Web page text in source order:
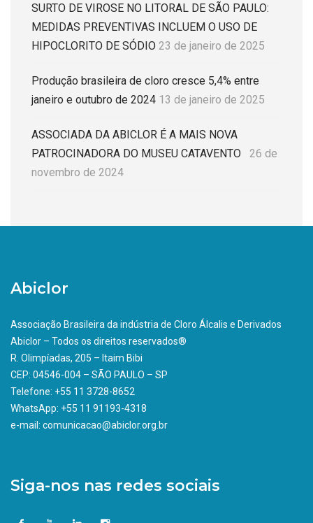
SURTO DE VIROSE NO LITORAL DE SÃO PAULO:
MEDIDAS PREVENTIVAS INCLUEM O USO DE
HIPOCLORITO DE SÓDIO 23 de janeiro de 2025
Produção brasileira de cloro cresce 5,4% entre
janeiro e outubro de 2024 13 de janeiro de 2025
ASSOCIADA DA ABICLOR É A MAIS NOVA
PATROCINADORA DO MUSEU CATAVENTO
26 de
novembro de 2024
Abiclor
Associação Brasileira da indústria de Cloro Álcalis e Derivados
Abiclor – Todos os direitos reservados®
R. Olimpíadas, 205 – Itaim Bibi
CEP: 04546-004 – SÃO PAULO – SP
Telefone: +55 11 3728-8652
WhatsApp: +55 11 91193-4318
e-mail: comunicacao@abiclor.org.br
Siga-nos nas redes sociais